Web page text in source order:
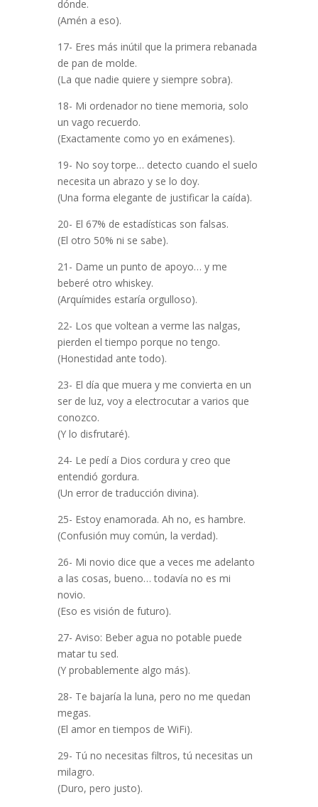
dónde.
(Amén a eso).
17- Eres más inútil que la primera rebanada
de pan de molde.
(La que nadie quiere y siempre sobra).
18- Mi ordenador no tiene memoria, solo
un vago recuerdo.
(Exactamente como yo en exámenes).
19- No soy torpe… detecto cuando el suelo
necesita un abrazo y se lo doy.
(Una forma elegante de justificar la caída).
20- El 67% de estadísticas son falsas.
(El otro 50% ni se sabe).
21- Dame un punto de apoyo… y me
beberé otro whiskey.
(Arquímides estaría orgulloso).
22- Los que voltean a verme las nalgas,
pierden el tiempo porque no tengo.
(Honestidad ante todo).
23- El día que muera y me convierta en un
ser de luz, voy a electrocutar a varios que
conozco.
(Y lo disfrutaré).
24- Le pedí a Dios cordura y creo que
entendió gordura.
(Un error de traducción divina).
25- Estoy enamorada. Ah no, es hambre.
(Confusión muy común, la verdad).
26- Mi novio dice que a veces me adelanto
a las cosas, bueno… todavía no es mi
novio.
(Eso es visión de futuro).
27- Aviso: Beber agua no potable puede
matar tu sed.
(Y probablemente algo más).
28- Te bajaría la luna, pero no me quedan
megas.
(El amor en tiempos de WiFi).
29- Tú no necesitas filtros, tú necesitas un
milagro.
(Duro, pero justo).